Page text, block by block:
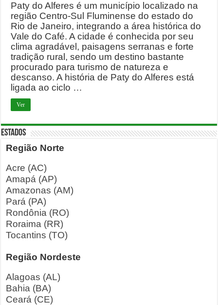
Paty do Alferes é um município localizado na
região Centro-Sul Fluminense do estado do
Rio de Janeiro, integrando a área histórica do
Vale do Café. A cidade é conhecida por seu
clima agradável, paisagens serranas e forte
tradição rural, sendo um destino bastante
procurado para turismo de natureza e
descanso. A história de Paty do Alferes está
ligada ao ciclo …
Ver
ESTADOS
Região Norte
Acre (AC)
Amapá (AP)
Amazonas (AM)
Pará (PA)
Rondônia (RO)
Roraima (RR)
Tocantins (TO)
Região Nordeste
Alagoas (AL)
Bahia (BA)
Ceará (CE)